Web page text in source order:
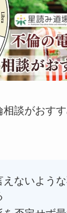
相談がおす
えないよう